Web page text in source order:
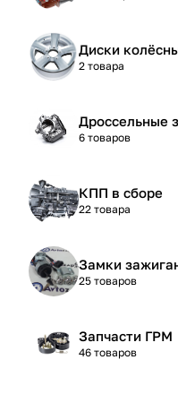
Диски
2 товара
Дроссельные
6 товаров
КПП в сборе
22 товара
Замки
25 товаров
Запчасти ГРМ
46 товаров